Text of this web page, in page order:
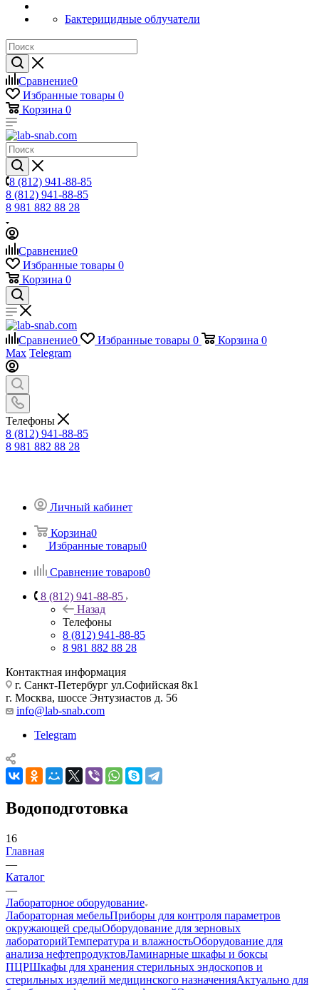
Бактерицидные облучатели
Сравнение0
Избранные товары 0
Корзина 0
8 (812) 941-88-85
8 (812) 941-88-85
8 981 882 88 28
Сравнение0
Избранные товары 0
Корзина 0
Сравнение0 Избранные товары 0 Корзина 0
Max Telegram
Телефоны
8 (812) 941-88-85
8 981 882 88 28
Личный кабинет
Корзина0
Избранные товары0
Сравнение товаров0
8 (812) 941-88-85
Назад
Телефоны
8 (812) 941-88-85
8 981 882 88 28
Контактная информация
г. Санкт-Петербург ул.Софийская 8к1
г. Москва, шоссе Энтузиастов д. 56
info@lab-snab.com
Telegram
Водоподготовка
16
Главная
—
Каталог
—
Лабораторное оборудование
Лабораторная мебельПриборы для контроля параметров
окружающей средыОборудование для зерновых
лабораторийТемпература и влажностьОборудование для
анализа нефтепродуктовЛаминарные шкафы и боксы
ПЦРШкафы для хранения стерильных эндоскопов и
стерильных изделий медицинского назначенияАктуально для